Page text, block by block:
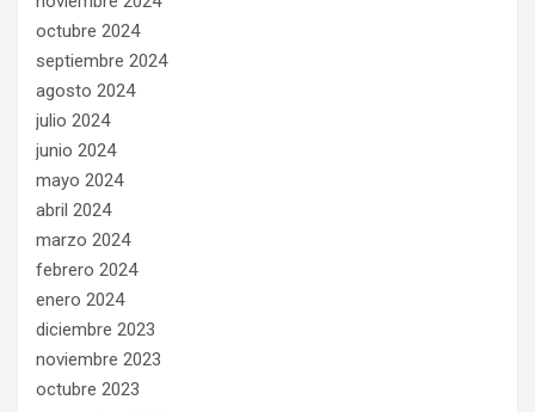
octubre 2024
septiembre 2024
agosto 2024
julio 2024
junio 2024
mayo 2024
abril 2024
marzo 2024
febrero 2024
enero 2024
diciembre 2023
noviembre 2023
octubre 2023